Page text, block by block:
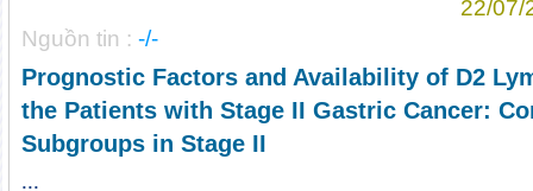
22/07/
Nguồn tin : -/-
Prognostic Factors and Availability of D2
the Patients with Stage II Gastric Cancer:
Subgroups in Stage II
...